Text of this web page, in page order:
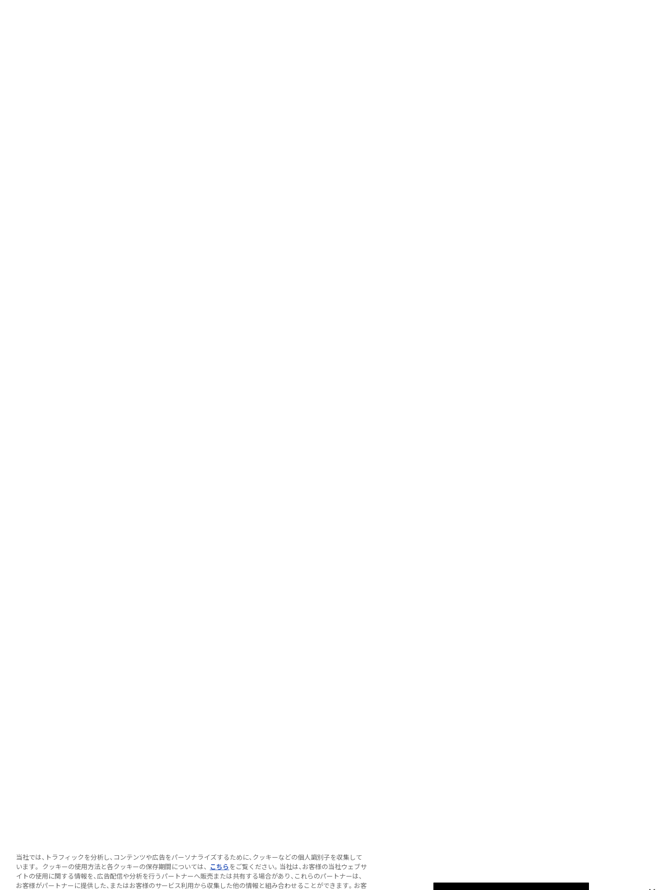
当社では、トラフィックを分析し、コンテンツや広告をパーソナライズするために、クッキーなどの個人識別子を収集して
います。 クッキーの使用方法と各クッキーの保存期間については、
こちら をご覧ください。当社は、お客様の当社ウェブサ
イトの使用に関する情報を、広告配信や分析を行うパートナーへ販売または共有する場合があり、これらのパートナーは、
お客様がパートナーに提供した、またはお客様のサービス利用から収集した他の情報と組み合わせることができます。お客